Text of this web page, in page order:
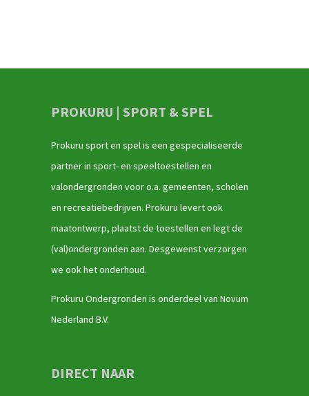
PROKURU | SPORT & SPEL
Prokuru sport en spel is een gespecialiseerde
partner in sport- en speeltoestellen en
valondergronden voor o.a. gemeenten, scholen
en recreatiebedrijven. Prokuru levert ook
maatontwerp, plaatst de toestellen en legt de
(val)ondergronden aan. Desgewenst verzorgen
we ook het onderhoud.
Prokuru Ondergronden is onderdeel van Novum
Nederland B.V.
DIRECT NAAR